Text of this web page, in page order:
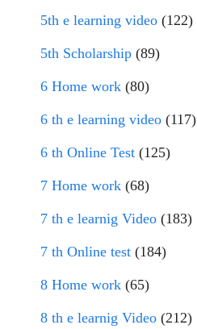
5th e learning video (122)
5th Scholarship (89)
6 Home work (80)
6 th e learning video (117)
6 th Online Test (125)
7 Home work (68)
7 th e learnig Video (183)
7 th Online test (184)
8 Home work (65)
8 th e learnig Video (212)